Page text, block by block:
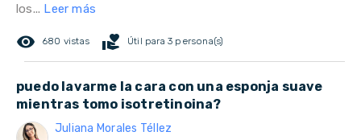
los... Leer más
remove_red_eye 680 vistas volunteer_activism Útil para 3 persona(s)
puedo lavarme la cara con una esponja suave
mientras tomo isotretinoina?
Juliana Morales Téllez